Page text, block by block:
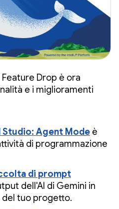
Drop è ora
e i miglioramenti
Studio: Agent Mode è
di programmazione
di prompt
dell'AI di Gemini in
del tuo progetto.